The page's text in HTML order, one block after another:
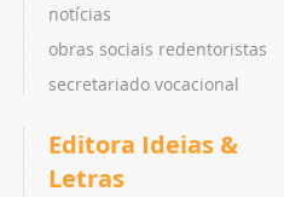
notícias
obras sociais redentoristas
secretariado vocacional
Editora Ideias &
Letras